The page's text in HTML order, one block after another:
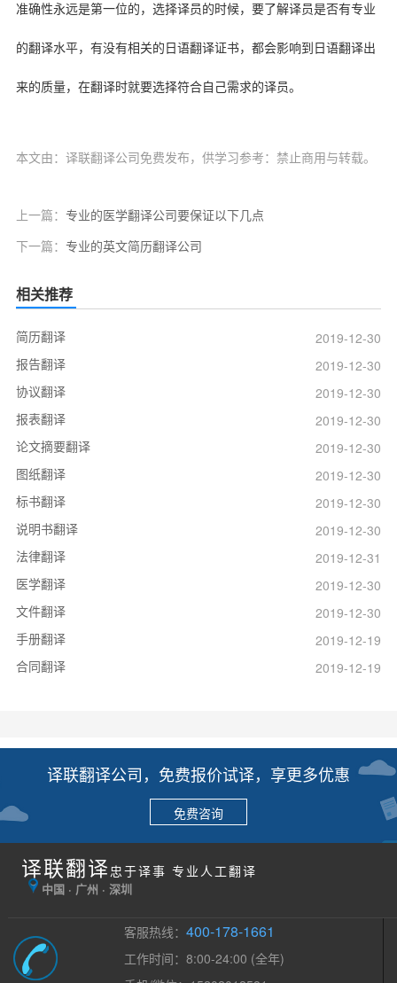
准确性永远是第一位的，选择译员的时候，要了解译员是否有专业
的翻译水平，有没有相关的日语翻译证书，都会影响到日语翻译出
来的质量，在翻译时就要选择符合自己需求的译员。
本文由：译联翻译公司免费发布，供学习参考：禁止商用与转载。
上一篇： 专业的医学翻译公司要保证以下几点
下一篇： 专业的英文简历翻译公司
相关推荐
简历翻译
2019-12-30
报告翻译
2019-12-30
协议翻译
2019-12-30
报表翻译
2019-12-30
论文摘要翻译
2019-12-30
图纸翻译
2019-12-30
标书翻译
2019-12-30
说明书翻译
2019-12-30
法律翻译
2019-12-31
医学翻译
2019-12-30
文件翻译
2019-12-30
手册翻译
2019-12-19
合同翻译
2019-12-19
译联翻译公司，免费报价试译，享更多优惠
免费咨询
译联翻译 忠于译事 专业人工翻译
中国 · 广州 · 深圳
客服热线：400-178-1661
工作时间：8:00-24:00 (全年)